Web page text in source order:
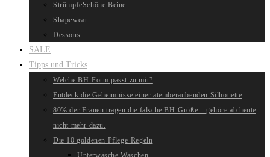
StrümpfeSchöne Beine
Shapewear
Dessous
SALE
Tipps und Tricks
Welche BH-Form passt zu mir?
Entdeck die Geheimnisse einer atemberaubenden Silhouette
80% der Frauen tragen die falsche BH-Größe – gehöre ab heute
nicht mehr dazu.
Die 10 goldenen Pflege-Regeln
Unterwäsche Waschen